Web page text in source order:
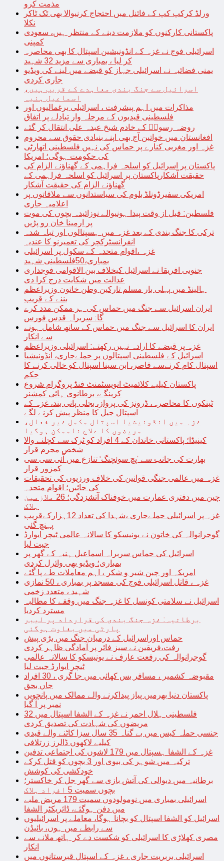
مذمت کرو
ورلڈ کرکپ کپ کے فائنل میں احتجاج کرنیوالا بھی ٹک ٹاکر
نکلا
پاکستانی کارکنوں کو ملازمت دینے کے منتظر ہیں، سعودی
کمپنی
اسرائیلی فوج نے غزہ کے انڈونیشین اسپتال کا بھی محاصرہ
کر لیا ، بمباری سے مزید 32 شہید
یمنی فضائیہ نے اسرائیلی جہاز کو قبضے میں لینے کی ویڈیو
جاری کردی
اسرائیل سے جنگ بندی معاہدے کے قریب ہیں،
اسماعیل ہنیہ
مذاکرات میں اہم پیشرفت ، اسرائیلی یرغمالیوں اور
فلسطینی قیدیوں کے مرحلہ وار تبادلے پر اتفاق
روضہ رسولؐ کے خادم شیخ عبدہ علی انتقال کر گئے
افغانستان میں خواتین آج بھی اپنے بنیادی حقوق سے محروم
غزہ اور مغربی کنارے پر حماس کی نہیں فلسطینی اتھارٹی
کی حکومت ہوگی؛ امریکا
پاکستان پر اسرائیل کو اسلحہ فراہمی کے گھناؤنے الزام کی
حقیقت آشکارپاکستان پر اسرائیل کو اسلحہ فراہمی کے
گھناؤنے الزام کی حقیقت آشکار
امریکی سفیرڈونلڈ بلوم کی سیاستدانوں سے ملاقاتوں پر
اعلامیہ جاری
فلسطین: قبل از وقت پیدا ہونیوالے نوزائیدہ بچوں کی موت
پر ارمینا خان رو پڑیں
ترکی کا جنگ بندی کے بعد غزہ میں ہسپتالوں اور تباہ شدہ
انفرانسٹرکچر کی تعمیرنو کا عندیہ
غزہ ،اقوام متحدہ کے سکول پر اسرائیلی
بمباری،50فلسطینی شہید
جنوبی افریقا نے اسرائیل کیخلاف بین الاقوامی فوجداری
عدالت میں شکایت درج کرا دی
ہالینڈ میں پہلی بار مسلم تارکین وطن خاتون وزیراعظم
بننے کے قریب
ایران اسرائیل سے جنگ میں حماس کی ہر ممکن مدد کرے
گا: سربراہ قدس فورس
ایران کا اسرائیل سے جنگ میں حماس کے ساتھ شامل ہونے
سے انکار
غزہ پر قبضے کا ارادہ نہیں رکھتے: اسرائیلی وزیراعظم
اسرائیل کے فلسطینی اسپتالوں پر حملےجاری، انڈونیشیا
اسپتال کام کرنےسے قاصر، ابن سینا اسپتال کو خالی کرنے کا
حکم
پاکستان کیلیے کلائمیٹ انویسٹمنٹ فنڈ پروگرام شروع
کرینگے، برطانوی ہائی کمشنر
ٹینکوں کا محاصرہ، ڈرونز کی پرواز، بجلی پانی بند، غزہ کے
اسپتال جیل کا منظر پیش کرنے لگے
غزہ میں انڈونیشیا اسپتال مکمل غیر فعال،
مریضوں کا علاج ناممکن ہوگیا
کینیڈا؛ پاکستانی خاندان کے 4 افراد کو ٹرک سے کچلنے والا
شخص مجرم قرار
بھارت کی جانب سے ’پچ سوئچنگ‘ تنازع میں آئی سی سی
کمزور قرار
غزہ میں عالمی جنگی قوانین کی خلاف ورزیوں کی تحقیقات
کی جائیں؛ اقوام متحدہ
چین میں دفتری عمارت میں خوفناک آتشزدگی؛ 26 ملازمین
ہلاک
غزہ پر اسرائیلی حملےجاری ،شہدا کی تعداد 12ہزارکےقریب
پہنچ گئی
گوجرانوالہ کی خاتون نے یونیسکو کا سالانہ عالمی ٹیچر ایوارڈ
جیت لیا
اسرائیل کی حماس سربراہ اسماعیل ہنیہ کے گھر پر
بمباری؛ ویڈیو بھی وائرل کردی
امریکہ اور چین شیر و شکر ، اہم معاملات طے پا گئے
غزہ ، قاتل اسرائیلی فوج کی مسجد پر بمباری ، 50 نمازی
شہید ، متعدد زخمی
اسرائیل نے سلامتی کونسل کا غزہ جنگ میں وقفے کا مطالبہ
مسترد کردیا
برطانیہ: غزہ جنگ بندی کی قرارداد پر لیبر
پارٹی میں بغاوت ہوگئی
حماس اوراسرائیل کے درمیان جنگ میں بڑی پیش
رفت،فریقین نے سیز فائر پر آمادگی ظاہر کردی
گوجرانوالہ کی رفعت عارف نے یونیسکو کا سالانہ عالمی
ٹیچر ایوارڈ جیت لیا
مقبوضہ کشمیر ، مسافر بس کھائی میں جا گری ، 30 افراد
جاں بحق
پاکستان دنیا بھرمیں پیاز پیداکرنے والے ممالک میں پانچویں
نمبر پر آ گیا
فلسطینی ہلال احمر نے غزہ کے الشفا اسپتال میں 32
مریضوں کی شہادت کی تصدیق کردی
جنسی حملہ کیس میں بے گناہ 35 سال سزا کاٹنے والے قیدی
کیلیے لاکھوں ڈالرز زرتلافی
غزہ کے الشفا ہسپتال میں 179 لاشوں کی اجتماعی تدفین
ترکیہ میں شوہر کی بیوی اور 3 بچوں کو قتل کرکے
خودکشی کی کوشش
برطانیہ میں دیوالی کی آتش بازی سے گھر جل کر خاکستر؛
بچوں سمیت 5 افراد ہلاک
اسرائیلی بمباری میں نومولودوں سمیت 179 مریض ملبے
میں دفن ہوگئے، ڈائریکٹر الشفا
اسرائیل کو الشفا اسپتال کو بچانا ہوگا، معاملے پر اسرائیلیوں
سے رابطے میں ہوں، بائیڈن
مصری کھلاڑی کا اسرائیلی کو شکست دے کر ہاتھ ملانے سے
انکار
اسرائیلی بربریت جاری ، غزہ کے اسپتال قبرستانوں میں